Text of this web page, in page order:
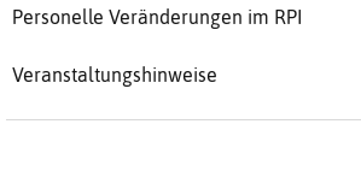
Personelle Veränderungen im RPI
Veranstaltungshinweise